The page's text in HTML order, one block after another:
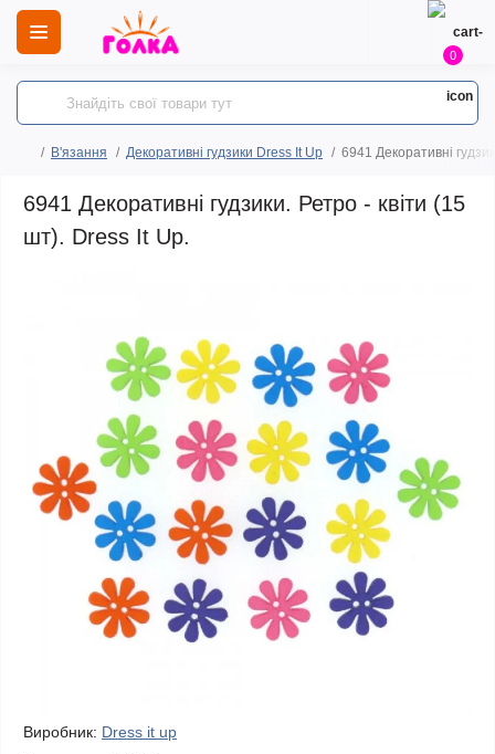
0
В'язання Декоративні гудзики Dress It Up 6941 Декоративні
6941 Декоративні гудзики. Ретро - квіти (15
шт). Dress It Up.
Виробник: Dress it up